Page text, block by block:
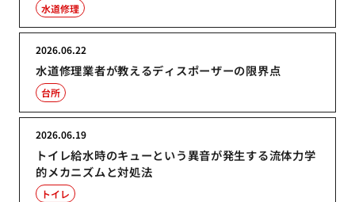
水道修理
水道修理業者が教えるディスポーザーの限界点
2026.06.22
台所
トイレ給水時のキューという異音が発生する流体力学
的メカニズムと対処法
2026.06.19
トイレ